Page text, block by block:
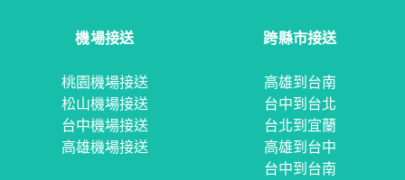
機場接送
桃園機場接送
松山機場接送
台中機場接送
高雄機場接送
跨縣市接送
高雄到台南
台中到台北
台北到宜蘭
高雄到台中
台中到台南